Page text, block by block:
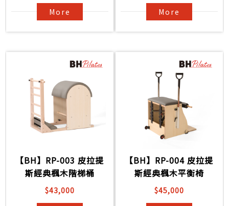
More More
【BH】RP-003 皮拉提
斯經典楓木階梯桶
$43,000
【BH】RP-004 皮拉提
斯經典楓木平衡椅
$45,000